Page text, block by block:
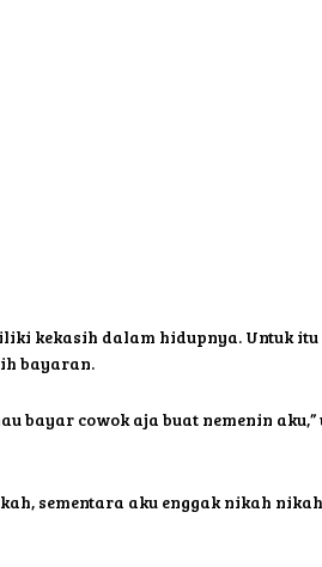
kekasih dalam hidupnya. Untuk
bayaran.
bayar cowok aja buat nemenin
sementara aku enggak nikah